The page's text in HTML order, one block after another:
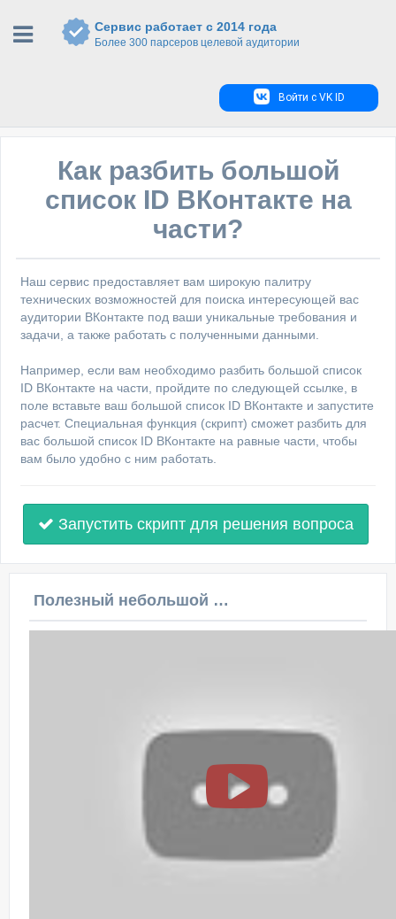
Сервис работает с 2014 года
Более 300 парсеров целевой аудитории
Войти с VK ID
Как разбить большой
список ID ВКонтакте на
части?
Наш сервис предоставляет вам широкую палитру
технических возможностей для поиска интересующей вас
аудитории ВКонтакте под ваши уникальные требования и
задачи, а также работать с полученными данными.
Например, если вам необходимо разбить большой список
ID ВКонтакте на части, пройдите по следующей ссылке, в
поле вставьте ваш большой список ID ВКонтакте и запустите
расчет. Специальная функция (скрипт) сможет разбить для
вас большой список ID ВКонтакте на равные части, чтобы
вам было удобно с ним работать.
Запустить скрипт для решения вопроса
Полезный небольшой видеоурок по этой теме